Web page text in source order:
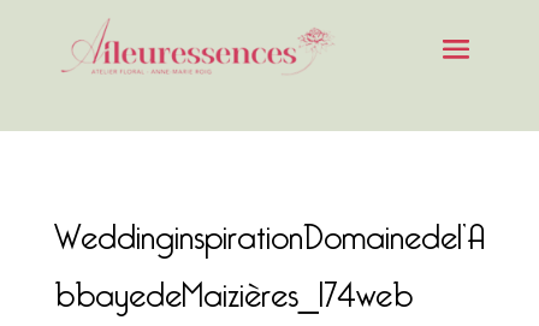
WeddinginspirationDomainedel’A
bbayedeMaizières_174web